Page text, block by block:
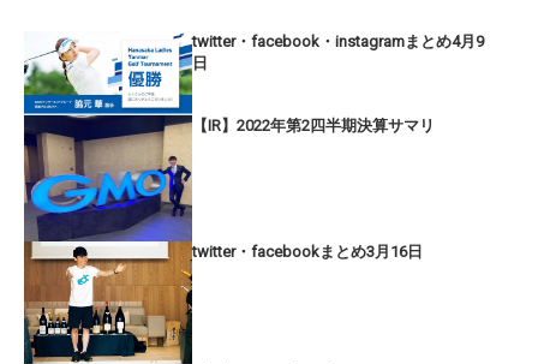
twitter・facebook・instagramまとめ4月9
日
【IR】2022年第2四半期決算サマリ
twitter・facebookまとめ3月16日